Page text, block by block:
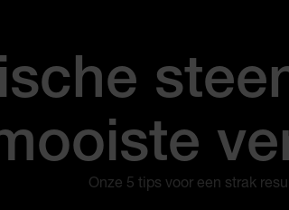
Onze 5 tips voor een strak